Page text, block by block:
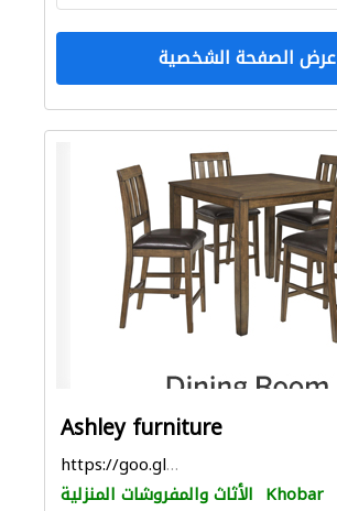
عرض الصفحة الشخصية
Ashley furniture
https://goo.gl/maps/vVMbZbBtX8C58yxG6
الأثاث والمفروشات المنزلية Khobar